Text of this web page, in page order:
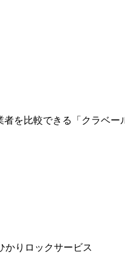
を比較できる「クラベー
かりロックサービス